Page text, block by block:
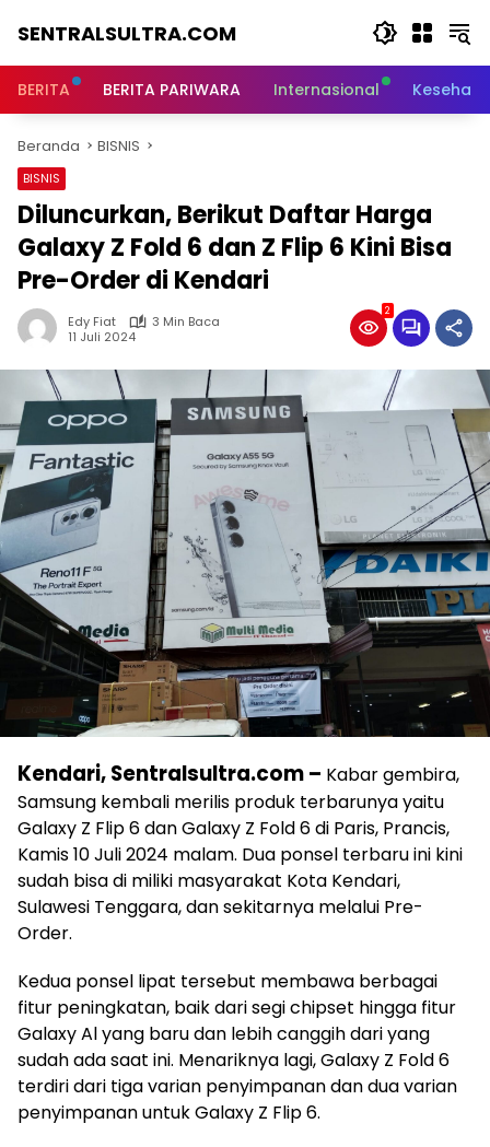
SENTRALSULTRA.COM
BERITA BERITA PARIWARA Internasional
Beranda BISNIS
BISNIS
Diluncurkan, Berikut Daftar Harga
Galaxy Z Fold 6 dan Z Flip 6 Kini Bisa
Pre-Order di Kendari
Edy Fiat
3 Min Baca
11 Juli 2024
2
Kendari, Sentralsultra.com – Kabar gembira,
Samsung kembali merilis produk terbarunya yaitu
Galaxy Z Flip 6 dan Galaxy Z Fold 6 di Paris, Prancis,
Kamis 10 Juli 2024 malam. Dua ponsel terbaru ini kini
sudah bisa di miliki masyarakat Kota Kendari,
Sulawesi Tenggara, dan sekitarnya melalui Pre-
Order.
Kedua ponsel lipat tersebut membawa berbagai
fitur peningkatan, baik dari segi chipset hingga fitur
Galaxy Al yang baru dan lebih canggih dari yang
sudah ada saat ini. Menariknya lagi, Galaxy Z Fold 6
terdiri dari tiga varian penyimpanan dan dua varian
penyimpanan untuk Galaxy Z Flip 6.